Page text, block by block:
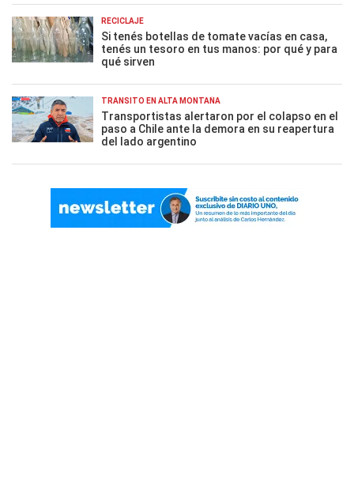
RECICLAJE
Si tenés botellas de tomate vacías en casa,
tenés un tesoro en tus manos: por qué y para
qué sirven
TRÁNSITO EN ALTA MONTAÑA
Transportistas alertaron por el colapso en el
paso a Chile ante la demora en su reapertura
del lado argentino